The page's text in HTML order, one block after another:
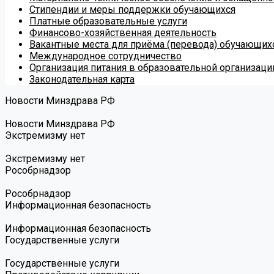
Стипендии и меры поддержки обучающихся
Платные образовательные услуги
Финансово-хозяйственная деятельность
Вакантные места для приёма (перевода)
Международное сотрудничество
Организация питания в образовательной
Законодательная карта
Новости Минздрава РФ
Новости Минздрава РФ
Экстремизму нет
Экстремизму нет
Роcобрнадзор
Роcобрнадзор
Информационная безопасность
Информационная безопасность
Государственные услуги
Государственные услуги